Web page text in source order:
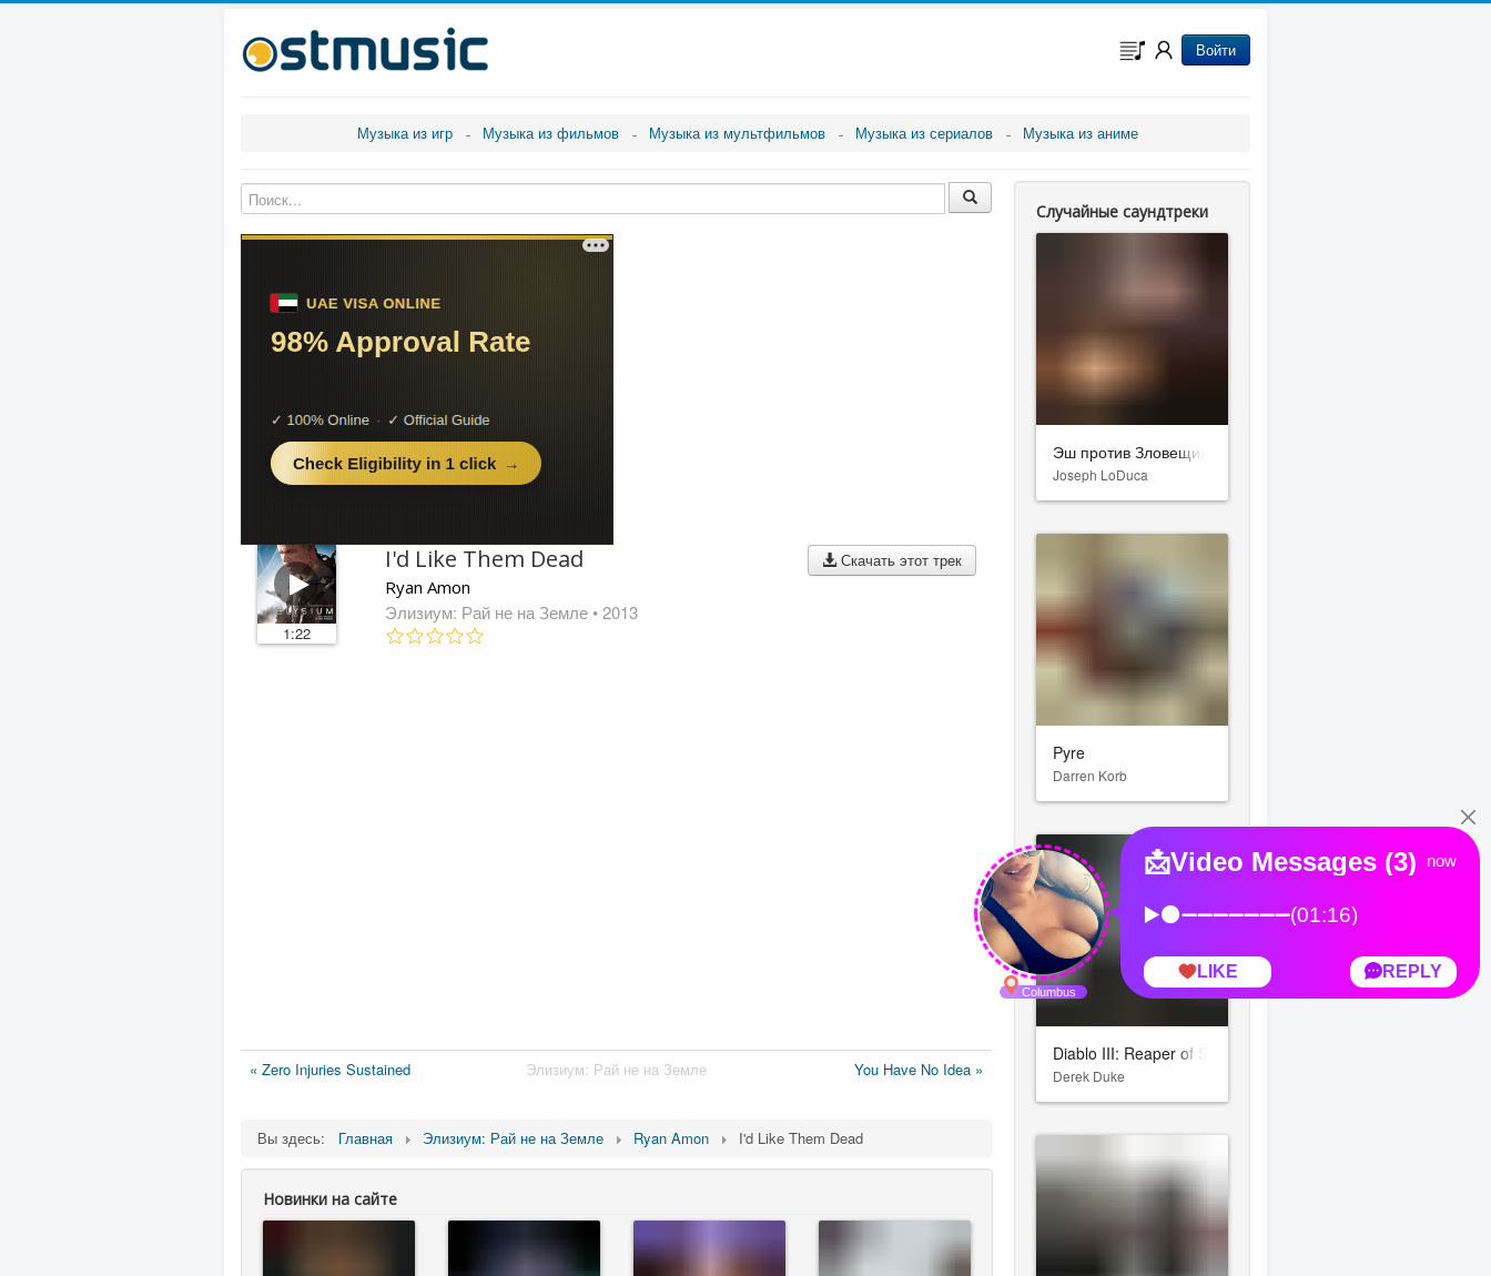
Войти
Музыка из игр Музыка из фильмов Музыка из мультфильмов Музыка из сериалов Музыка из аниме
1:22
Скачать этот трек
I'd Like Them Dead
Ryan Amon
Элизиум: Рай не на Земле • 2013
« Zero Injuries Sustained Элизиум: Рай не на Земле You Have No Idea »
Вы здесь: Главная Элизиум: Рай не на Земле Ryan Amon I'd Like Them Dead
Новинки на сайте
Случайные саундтреки
Эш против Зловещих мертвецов
Joseph LoDuca
Pyre
Darren Korb
Diablo III: Reaper of Souls
Derek Duke